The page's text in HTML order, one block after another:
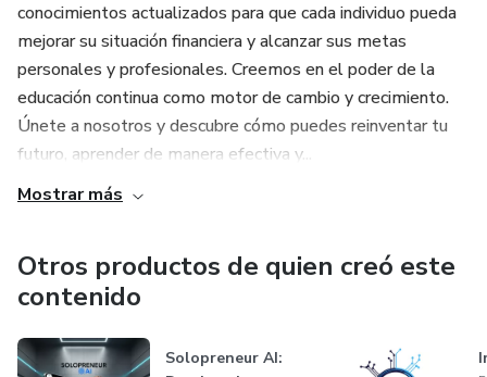
Estas plantillas animan a sus seguidores a reaccionar en
sus publicaciones y comenzar una conversación con usted:
todo lo que importa para una mayor participación. Con altos
niveles de participación, no habrá límites para el
crecimiento y el éxito de las redes sociales (¡y la
monetización!).
conocimientos actualizados para que cada individuo pueda
mejorar su situación financiera y alcanzar sus metas
personales y profesionales. Creemos en el poder de la
educación continua como motor de cambio y crecimiento.
Únete a nosotros y descubre cómo puedes reinventar tu
futuro, aprender de manera efectiva y...
Mostrar más
Otros productos de quien creó este
contenido
Solopreneur AI: